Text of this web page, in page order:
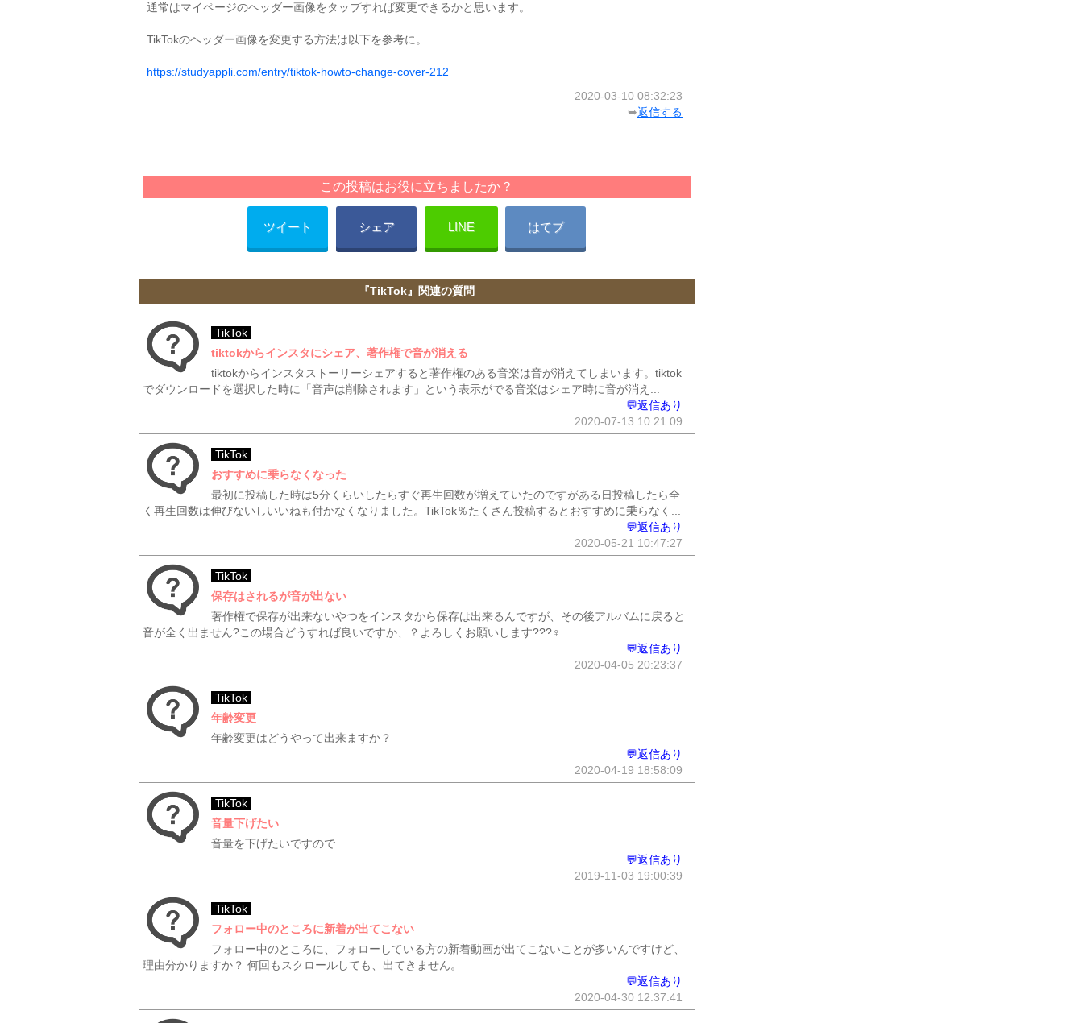
通常はマイページのヘッダー画像をタップすれば変更できるかと思います。
TikTokのヘッダー画像を変更する方法は以下を参考に。
https://studyappli.com/entry/tiktok-howto-change-cover-212
2020-03-10 08:32:23
➥返信する
この投稿はお役に立ちましたか？
ツイート シェア LINE はてブ
『TikTok』関連の質問
TikTok
tiktokからインスタにシェア、著作権で音が消える
tiktokからインスタストーリーシェアすると著作権のある音楽は音が消えてしまいます。tiktok
でダウンロードを選択した時に「音声は削除されます」という表示がでる音楽はシェア時に音が消え...
💬返信あり
2020-07-13 10:21:09
TikTok
おすすめに乗らなくなった
最初に投稿した時は5分くらいしたらすぐ再生回数が増えていたのですがある日投稿したら全
く再生回数は伸びないしいいねも付かなくなりました。TikTok％たくさん投稿するとおすすめに乗らなく...
💬返信あり
2020-05-21 10:47:27
TikTok
保存はされるが音が出ない
著作権で保存が出来ないやつをインスタから保存は出来るんですが、その後アルバムに戻ると
音が全く出ません?この場合どうすれば良いですか、？よろしくお願いします???‍♀️
💬返信あり
2020-04-05 20:23:37
TikTok
年齢変更
年齢変更はどうやって出来ますか？
💬返信あり
2020-04-19 18:58:09
TikTok
音量下げたい
音量を下げたいですので
💬返信あり
2019-11-03 19:00:39
TikTok
フォロー中のところに新着が出てこない
フォロー中のところに、フォローしている方の新着動画が出てこないことが多いんですけど、
理由分かりますか？ 何回もスクロールしても、出てきません。
💬返信あり
2020-04-30 12:37:41